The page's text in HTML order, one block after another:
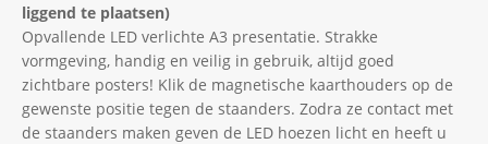
liggend te plaatsen)
Opvallende LED verlichte A3 presentatie. Strakke
vormgeving, handig en veilig in gebruik, altijd goed
zichtbare posters! Klik de magnetische kaarthouders op de
gewenste positie tegen de staanders. Zodra ze contact met
de staanders maken geven de LED hoezen licht en heeft u